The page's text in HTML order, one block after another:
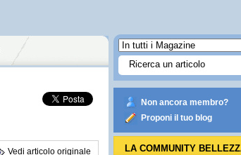
Vedi articolo originale
Non ancora membro?
Proponi il tuo blog
LA COMMUNITY